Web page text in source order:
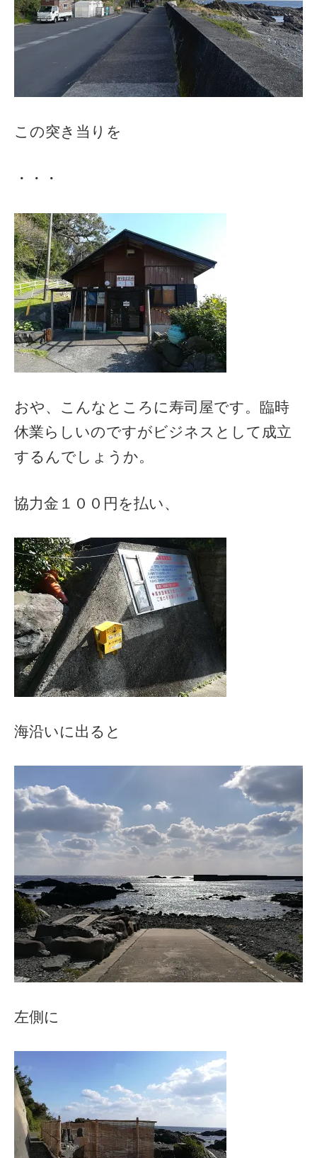
この突き当りを
・・・
おや、こんなところに寿司屋です。臨時
休業らしいのですがビジネスとして成立
するんでしょうか。
協力金１００円を払い、
海沿いに出ると
左側に